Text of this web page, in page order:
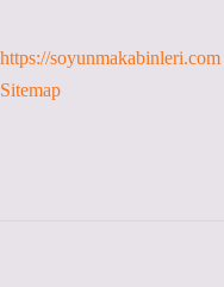
https://soyunmakabinleri.com
Sitemap